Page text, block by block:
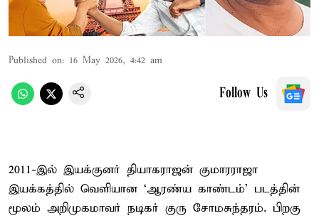
Published on: 16 May 2026, 4:42 am
Follow Us
2011-இல் இயக்குனர் தியாகராஜன் குமாரராஜா
இயக்கத்தில் வெளியான ‘ஆரண்ய காண்டம்’ படத்தின்
மூலம் அறிமுகமாவர் நடிகர் குரு சோமசுந்தரம். பிறகு